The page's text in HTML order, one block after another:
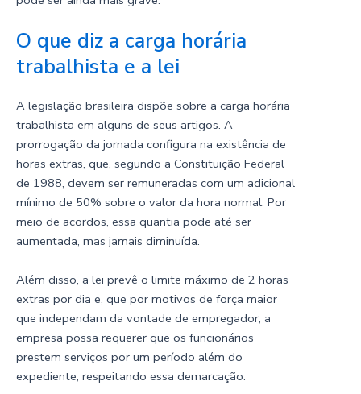
O que diz a carga horária
trabalhista e a lei
A legislação brasileira dispõe sobre a carga horária
trabalhista em alguns de seus artigos. A
prorrogação da jornada configura na existência de
horas extras, que, segundo a Constituição Federal
de 1988, devem ser remuneradas com um adicional
mínimo de 50% sobre o valor da hora normal. Por
meio de acordos, essa quantia pode até ser
aumentada, mas jamais diminuída.
Além disso, a lei prevê o limite máximo de 2 horas
extras por dia e, que por motivos de força maior
que independam da vontade de empregador, a
empresa possa requerer que os funcionários
prestem serviços por um período além do
expediente, respeitando essa demarcação.